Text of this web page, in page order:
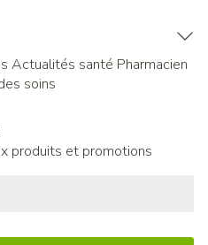
Actualités santé Pharmacien
soins
produits et promotions